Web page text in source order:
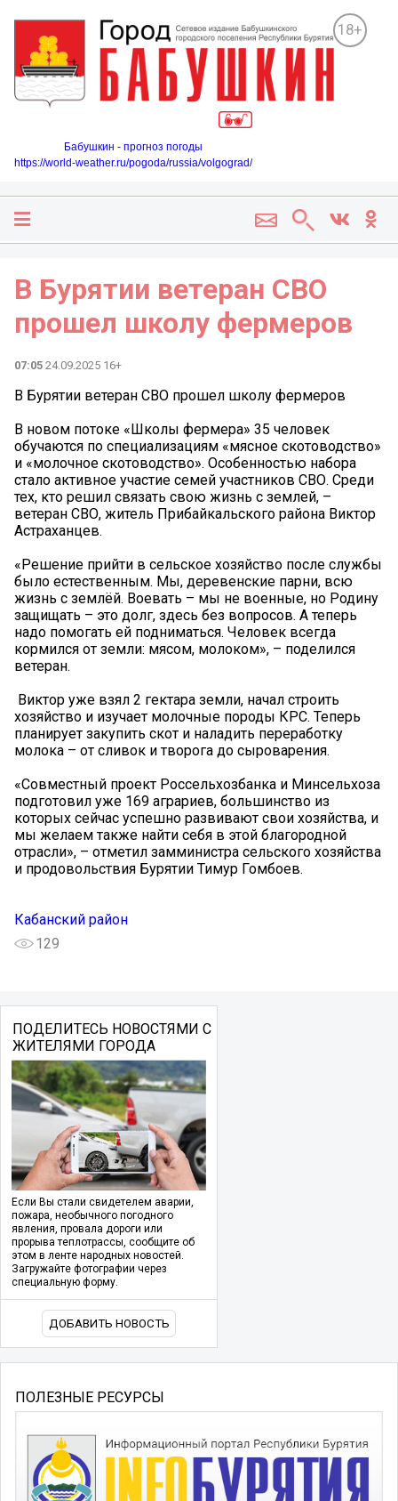
18+
Бабушкин - прогноз погоды
https://world-weather.ru/pogoda/russia/volgograd/
В Бурятии ветеран СВО
прошел школу фермеров
07:05 24.09.2025 16+
В Бурятии ветеран СВО прошел школу фермеров
В новом потоке «Школы фермера» 35 человек
обучаются по специализациям «мясное скотоводство»
и «молочное скотоводство». Особенностью набора
стало активное участие семей участников СВО. Среди
тех, кто решил связать свою жизнь с землей, –
ветеран СВО, житель Прибайкальского района Виктор
Астраханцев.
«Решение прийти в сельское хозяйство после службы
было естественным. Мы, деревенские парни, всю
жизнь с землёй. Воевать – мы не военные, но Родину
защищать – это долг, здесь без вопросов. А теперь
надо помогать ей подниматься. Человек всегда
кормился от земли: мясом, молоком», – поделился
ветеран.
️ Виктор уже взял 2 гектара земли, начал строить
хозяйство и изучает молочные породы КРС. Теперь
планирует закупить скот и наладить переработку
молока – от сливок и творога до сыроварения.
«Совместный проект Россельхозбанка и Минсельхоза
подготовил уже 169 аграриев, большинство из
которых сейчас успешно развивают свои хозяйства, и
мы желаем также найти себя в этой благородной
отрасли», – отметил замминистра сельского хозяйства
и продовольствия Бурятии Тимур Гомбоев.
Кабанский район
129
ПОДЕЛИТЕСЬ НОВОСТЯМИ С
ЖИТЕЛЯМИ ГОРОДА
Если Вы стали свидетелем аварии,
пожара, необычного погодного
явления, провала дороги или
прорыва теплотрассы, сообщите об
этом в ленте народных новостей.
Загружайте фотографии через
специальную форму.
ДОБАВИТЬ НОВОСТЬ
ПОЛЕЗНЫЕ РЕСУРСЫ